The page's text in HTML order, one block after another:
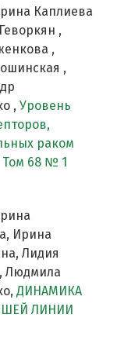
Каплиева
,
,
,
, Уровень
раком
Том 68 № 1
Ирина
Лидия
Людмила
ДИНАМИКА
ЛИНИИ